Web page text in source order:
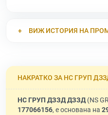
ВИЖ ИСТОРИЯ НА
НАКРАТКО ЗА НС ГРУП
НС ГРУП ДЗЗД ДЗЗД(NS
177066156, е основана на